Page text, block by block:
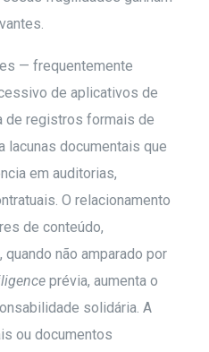
— frequentemente
de aplicativos de
de registros formais de
documentais que
em auditorias,
O relacionamento
de conteúdo,
não amparado por
prévia, aumenta o
solidária. A
ou documentos